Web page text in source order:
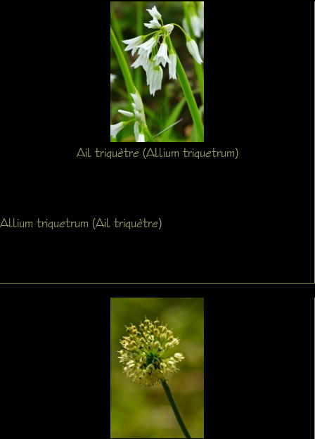
Ail triquètre (Allium triquetrum)
Allium triquetrum (Ail triquètre)